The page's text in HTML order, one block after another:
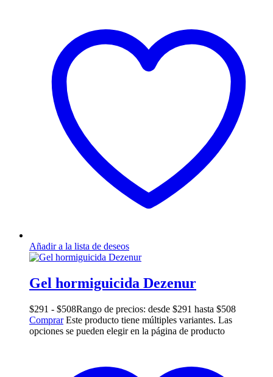
Añadir a la lista de deseos
Gel hormiguicida Dezenur
$291 - $508Rango de precios: desde $291 hasta $508
Comprar Este producto tiene múltiples variantes. Las
opciones se pueden elegir en la página de producto